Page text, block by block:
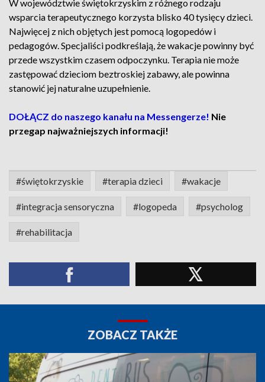
W województwie świętokrzyskim z różnego rodzaju
wsparcia terapeutycznego korzysta blisko 40 tysięcy dzieci.
Najwięcej z nich objętych jest pomocą logopedów i
pedagogów. Specjaliści podkreślają, że wakacje powinny być
przede wszystkim czasem odpoczynku. Terapia nie może
zastępować dzieciom beztroskiej zabawy, ale powinna
stanowić jej naturalne uzupełnienie.
DOŁĄCZ do naszego kanału na Messengerze! Nie
przegap najważniejszych informacji!
#świętokrzyskie #terapia dzieci #wakacje
#integracja sensoryczna #logopeda #psycholog
#rehabilitacja
ZOBACZ TAKŻE